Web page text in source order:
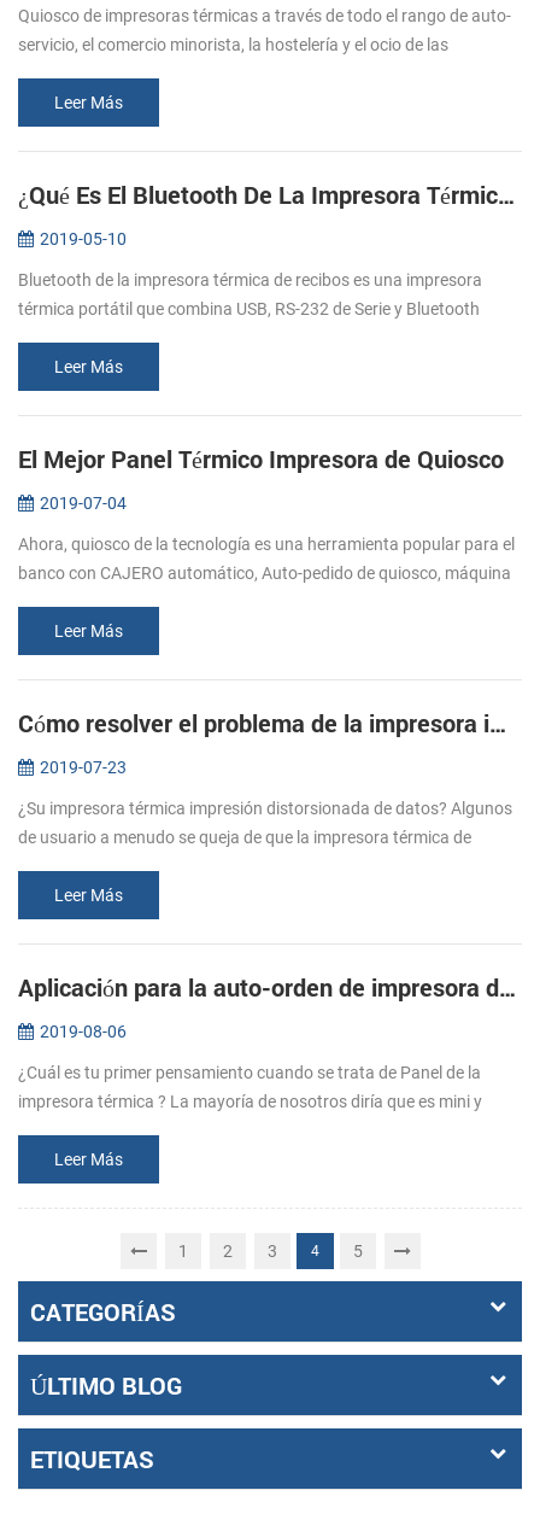
Quiosco de impresoras térmicas a través de todo el rango de auto-
servicio, el comercio minorista, la hostelería y el ocio de las
como la...Leer Más
¿Qué Es El Bluetooth De La Impresora Térmica De Recibos ？
2019-05-10
Bluetooth de la impresora térmica de recibos es una impresora
térmica portátil que combina USB, RS-232 de Serie y Bluetooth
impresoras térmicas...
Leer Más
El Mejor Panel Térmico Impresora de Quiosco
2019-07-04
Ahora, quiosco de la tecnología es una herramienta popular para el
banco con CAJERO automático, Auto-pedido de quiosco, máquina
esperanza...
Leer Más
Cómo resolver el problema de la impresora impresión de la basura?
2019-07-23
¿Su impresora térmica impresión distorsionada de datos? Algunos
de usuario a menudo se queja de que la impresora térmica de
la impre...Leer Más
Aplicación para la auto-orden de impresora de quiosco - EP-380C
2019-08-06
¿Cuál es tu primer pensamiento cuando se trata de Panel de la
impresora térmica ? La mayoría de nosotros diría que es mini y
médicos como l...
Leer Más
1 2 3 4 5
CATEGORÍAS
ÚLTIMO BLOG
ETIQUETAS